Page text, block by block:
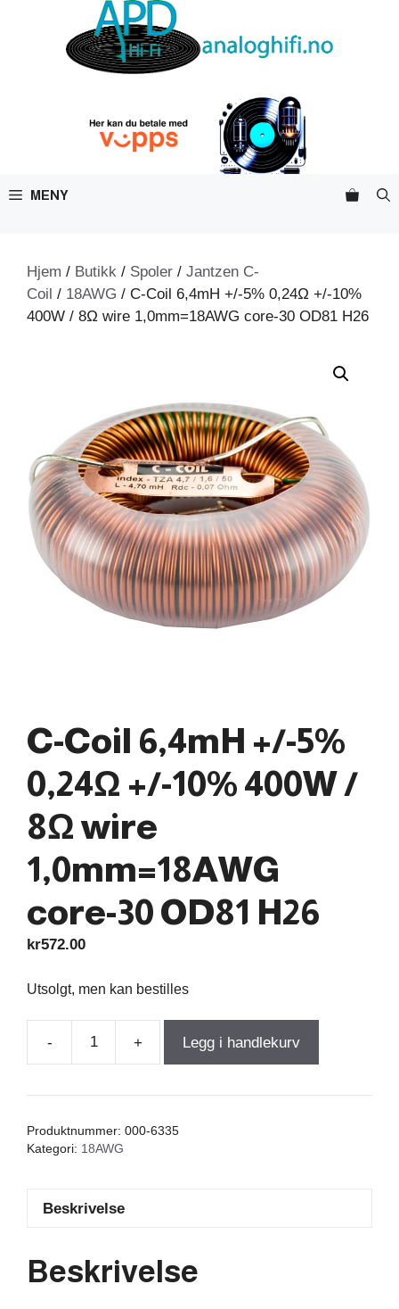
MENY
Hjem / Butikk / Spoler / Jantzen C-
Coil / 18AWG / C-Coil 6,4mH +/-5% 0,24Ω +/-10%
400W / 8Ω wire 1,0mm=18AWG core-30 OD81 H26
C-Coil 6,4mH +/-5%
0,24Ω +/-10% 400W /
8Ω wire
1,0mm=18AWG
core-30 OD81 H26
kr572.00
Utsolgt, men kan bestilles
-
6,4mH
1,0mm=18AWG
+ Legg i handlekurv
Produktnummer: 000-6335
Kategori: 18AWG
Beskrivelse
Beskrivelse